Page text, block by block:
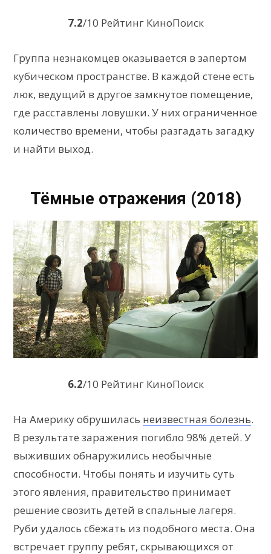
7.2/10 Рейтинг КиноПоиск
Группа незнакомцев оказывается в запертом
кубическом пространстве. В каждой стене есть
люк, ведущий в другое замкнутое помещение,
где расставлены ловушки. У них ограниченное
количество времени, чтобы разгадать загадку
и найти выход.
Тёмные отражения (2018)
6.2/10 Рейтинг КиноПоиск
На Америку обрушилась неизвестная болезнь.
В результате заражения погибло 98% детей. У
выживших обнаружились необычные
способности. Чтобы понять и изучить суть
этого явления, правительство принимает
решение свозить детей в спальные лагеря.
Руби удалось сбежать из подобного места. Она
встречает группу ребят, скрывающихся от